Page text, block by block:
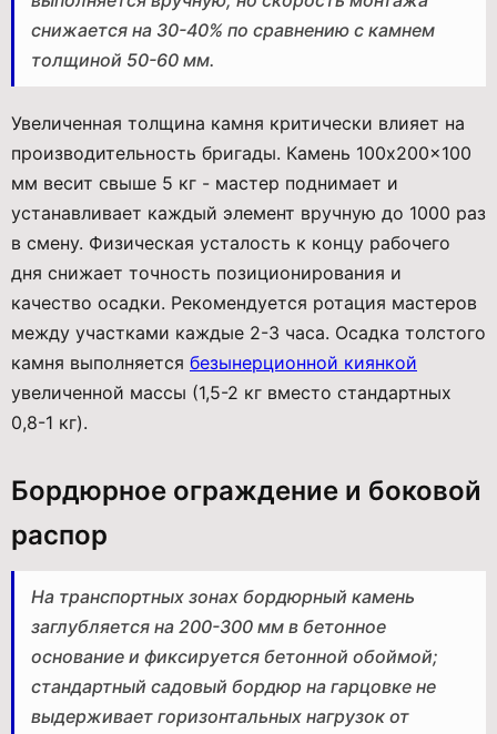
снижается на 30-40% по сравнению с камнем
толщиной 50-60 мм.
Увеличенная толщина камня критически влияет на
производительность бригады. Камень 100x200x100
мм весит свыше 5 кг - мастер поднимает и
устанавливает каждый элемент вручную до 1000 раз
в смену. Физическая усталость к концу рабочего
дня снижает точность позиционирования и
качество осадки. Рекомендуется ротация мастеров
между участками каждые 2-3 часа. Осадка толстого
камня выполняется безынерционной киянкой
увеличенной массы (1,5-2 кг вместо стандартных
0,8-1 кг).
Бордюрное ограждение и боковой
распор
На транспортных зонах бордюрный камень
заглубляется на 200-300 мм в бетонное
основание и фиксируется бетонной обоймой;
стандартный садовый бордюр на гарцовке не
выдерживает горизонтальных нагрузок от